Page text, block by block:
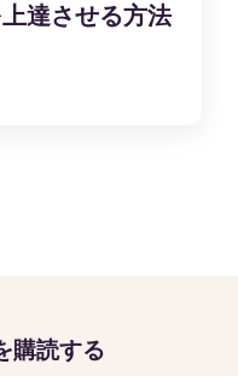
達させる方法
購読する